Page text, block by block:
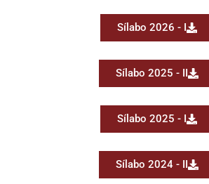
Sílabo 2026 - I
Sílabo 2025 - II
Sílabo 2025 - I
Sílabo 2024 - II